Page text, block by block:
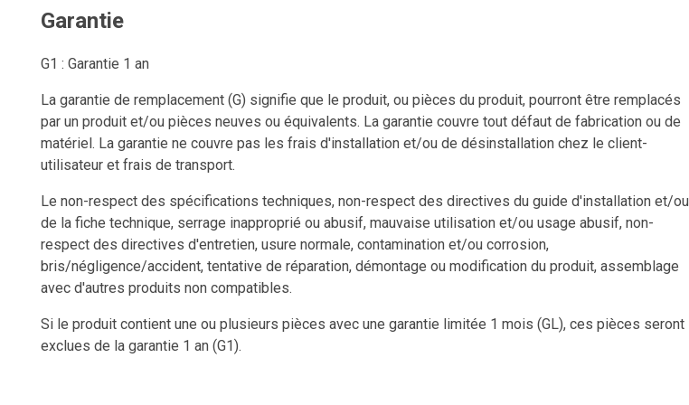
Garantie
G1 : Garantie 1 an
La garantie de remplacement (G) signifie que le produit, ou pièces du produit, pourront être remplacés
par un produit et/ou pièces neuves ou équivalents. La garantie couvre tout défaut de fabrication ou de
matériel. La garantie ne couvre pas les frais d'installation et/ou de désinstallation chez le client-
utilisateur et frais de transport.
Le non-respect des spécifications techniques, non-respect des directives du guide d'installation et/ou
de la fiche technique, serrage inapproprié ou abusif, mauvaise utilisation et/ou usage abusif, non-
respect des directives d'entretien, usure normale, contamination et/ou corrosion,
bris/négligence/accident, tentative de réparation, démontage ou modification du produit, assemblage
avec d'autres produits non compatibles.
Si le produit contient une ou plusieurs pièces avec une garantie limitée 1 mois (GL), ces pièces seront
exclues de la garantie 1 an (G1).